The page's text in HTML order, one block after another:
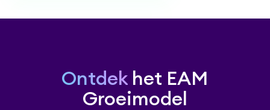
Ontdek het EAM
Groeimodel